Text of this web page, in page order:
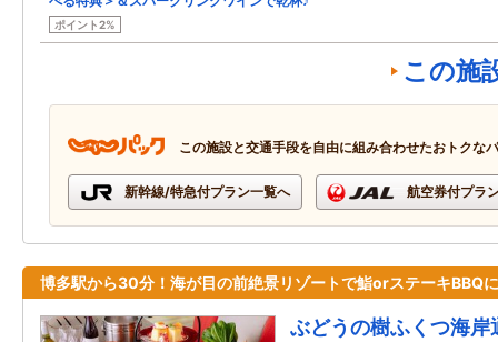
ポイント2%
この施
この施設と交通手段を自由に組み合わせたおトクな
新幹線/特急付プラン一覧へ 航空券付プラ
博多駅から30分！海が目の前絶景リゾートで鮨orステーキBBQ
ぶどうの樹ふくつ海岸